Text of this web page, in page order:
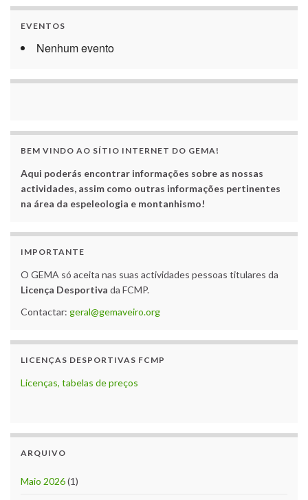
EVENTOS
Nenhum evento
BEM VINDO AO SÍTIO INTERNET DO GEMA!
Aqui poderás encontrar informações sobre as nossas
actividades, assim como outras informações pertinentes
na área da espeleologia e montanhismo!
IMPORTANTE
O GEMA só aceita nas suas actividades pessoas titulares da
Licença Desportiva da FCMP.
Contactar: geral@gemaveiro.org
LICENÇAS DESPORTIVAS FCMP
Licenças, tabelas de preços
ARQUIVO
Maio 2026(1)